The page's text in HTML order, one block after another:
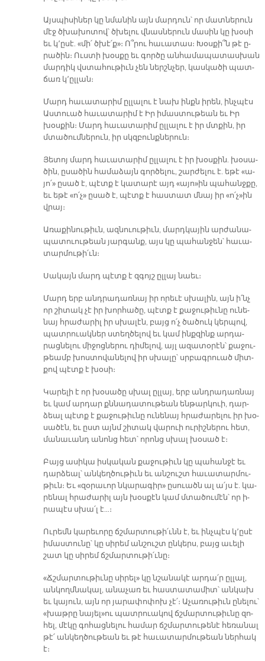
Այս­պի­սի­ներ կը նմա­նին այն մար­դուն՝ որ մատ­նե­րուն
մէջ ծխա­խո­տով՝ ծխե­լու վնաս­նե­րուն մա­սին կը խօ­սի
եւ կ՚ը­սէ. «մի՛ ծխէ՛ք»։ Ո՞­րու հա­ւա­տաս։ Խօս­քի՞ն թէ ը­
րա­ծին։ Ուս­տի խօս­քը եւ գոր­ծը ան­հա­մա­պա­տաս­խան
մար­դիկ վստա­հութիւն չեն ներշն­չեր, կաս­կա­ծի պատ­
ճառ կ՚ըլ­լան։
Մարդ հա­ւա­տա­րիմ ըլ­լա­լու է նախ ինքն ի­րեն, ինչ­պէս
Աս­տուած հա­ւա­տա­րիմ է Իր ի­մաս­տու­թեան եւ Իր
խօս­քին։ Մարդ հա­ւա­տա­րիմ ըլ­լա­լու է իր մտքին, իր
մտա­ծում­նե­րուն, իր սկզբունք­նե­րուն։
Յե­տոյ մարդ հա­ւա­տա­րիմ ըլ­լա­լու է իր խօս­քին. խօ­սա­
ծին, ը­սա­ծին հա­մա­ձայն գոր­ծե­լու, շար­ժե­լու է. ե­թէ «ա­
յո՛» ը­սած է, պէտք է կա­տա­րէ այդ «ա­յո»ին պա­հանջ­քը,
եւ ե­թէ «ո՛չ» ը­սած է, պէտք է հաս­տատ մնայ իր «ո՛չ»ին
վրայ։
Ա­ռա­քի­նու­թիւն, ազ­նուու­թիւն, մարդ­կա­յին ար­ժա­նա­
պա­տուու­թեան յար­գանք, այս կը պա­հան­ջեն՝ հա­ւա­
տար­մու­թի՛ւն։
Սա­կայն մարդ պէտք է զգոյշ ըլ­լայ նաեւ։
Մարդ երբ անդ­րա­դառ­նայ իր ո­րե­ւէ սխա­լին, այն ի՛նչ
որ շի­տակ չէ իր խոր­հա­ծը, պէտք է քա­ջու­թիւ­նը ու­նե­
նայ հրա­ժա­րիլ իր սխա­լէն, բայց ո՛չ ծա­ծուկ կեր­պով,
պատ­րուակ­ներ ստեղ­ծե­լով եւ կամ ինք­զինք ար­դա­
րաց­նե­լու մի­ջոց­նե­րու դի­մե­լով, այլ ա­զա­տօ­րէն՝ քա­ջու­
թեամբ խոս­տո­վա­նե­լով իր սխա­լը՝ սրբագ­րուած միտ­
քով պէտք է խօ­սի։
Կա­րե­լի է որ խօ­սա­ծը սխալ ըլ­լայ, երբ անդ­րա­դառ­նայ
եւ կամ ար­դար քննա­դա­տու­թեան են­թար­կուի, դար­
ձեալ պէտք է քա­ջու­թիւ­նը ու­նե­նայ հրա­ժա­րե­լու իր խօ­
սա­ծէն, եւ ըստ այնմ շի­տակ վա­րուի ու­րիշ­նե­րու հետ,
մա­նա­ւանդ ա­նոնց հետ՝ ո­րոնց սխալ խօ­սած է։
Բայց ա­սի­կա իս­կա­կան քա­ջու­թիւն կը պա­հան­ջէ եւ
դար­ձեալ՝ ան­կեղ­ծու­թիւն եւ ան­շուշտ հա­ւա­տար­մու­
թիւն։ Եւ «զօ­րա­ւոր նկա­րա­գիր» ը­սուածն ալ ա՛յս է. կա­
րե­նալ հրա­ժա­րիլ այն խօս­քէն կամ մտա­ծու­մէն՝ որ ի­
րա­պէս սխա՛լ է…։
Ու­րեմն կա­րե­ւո­րը ճշմար­տու­թի՛ւնն է, եւ ինչ­պէս կ՚ը­սէ
ի­մաս­տու­նը՝ կը սի­րեմ ան­շուշտ ըն­կերս, բայց ա­ւե­լի
շատ կը սի­րեմ ճշմար­տու­թի՛ւ­նը։
«Ճշմար­տու­թիւ­նը սի­րել» կը նշա­նա­կէ ար­դա՛ր ըլ­լալ,
ան­կողմ­նա­կալ, ա­նա­չառ եւ հաս­տա­տա­միտ՝ ան­կախ
եւ կա­յուն, այն որ յա­րա­փո­փոխ չէ՛։ Ա­չա­ռու­թիւն ը­նե­լու՝
«խաթ­րը նա­յել»ու պատ­րուա­կով ճշմար­տու­թիւ­նը զո­
հել, մէ­կը գո­հաց­նե­լու հա­մար ճշմար­տու­թե­նէ հե­ռա­նալ
թէ՛ ան­կեղ­ծու­թեան եւ թէ հա­ւա­տար­մու­թեան ներ­հակ
է։